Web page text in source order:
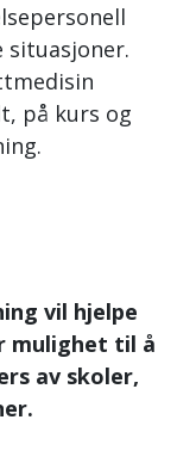
situasjoner.
på kurs og
vil hjelpe
mulighet til å
av skoler,